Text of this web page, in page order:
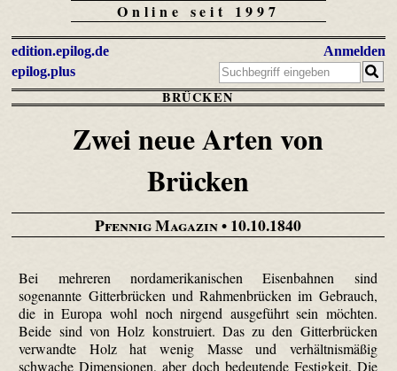
Online seit 1997
edition.epilog.de
epilog.plus
Anmelden
BRÜCKEN
Zwei neue Arten von
Brücken
Pfennig Magazin• 10.10.1840
Bei mehreren nordamerikanischen Eisenbahnen sind
sogenannte Gitterbrücken und Rahmenbrücken im Gebrauch,
die in Europa wohl noch nirgend ausgeführt sein möchten.
Beide sind von Holz konstruiert. Das zu den Gitterbrücken
verwandte Holz hat wenig Masse und verhältnismäßig
schwache Dimensionen, aber doch bedeutende Festigkeit. Die